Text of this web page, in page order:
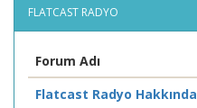
FLATCAST RADYO
Forum Adı
Flatcast Radyo Hakkında